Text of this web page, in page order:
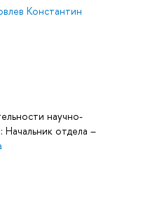
Константин
научно-
Начальник отдела –